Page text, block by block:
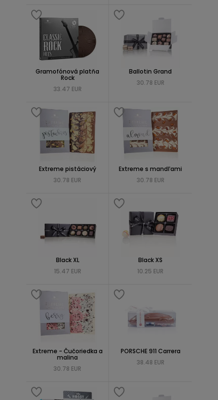
Gramofónová platňa
Rock
33.47 EUR
Ballotin Grand
30.78 EUR
Extreme pistáciový
30.78 EUR
Extreme s mandľami
30.78 EUR
Black XL
15.47 EUR
Black XS
10.25 EUR
Extreme - Čučoriedka a
malina
30.78 EUR
PORSCHE 911 Carrera
38.48 EUR